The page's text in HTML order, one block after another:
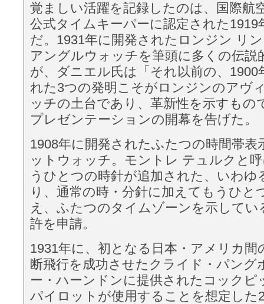
覚ましい活躍を記録したのは、国際航
公式タイムキーパーに認定された1919
だ。1931年に開発されたロンジン リ
アングルウォッチを筆頭に多くの伝説
が、ダニエル氏は「それ以前の、1900
れた3つの発明こそがロンジンのアヴ
ッチの土台であり、革新性を示すもの
プレゼンテーションの開幕を告げた。
1908年に開発されたふたつの時間帯表
ットウォッチ。モントレ テュルクと
うひとつの時針が追加された、いわゆ
り、通常の時・分針に加えてもうひと
え、ふたつのタイムゾーンを示してい
許を申請。
1931年に、初となる日本・アメリカ間
断飛行を成功させたクライド・パング
ー・ハーンドンに提供されたコックピ
パイロットが使用することを想定した